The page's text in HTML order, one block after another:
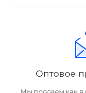
Оптовое